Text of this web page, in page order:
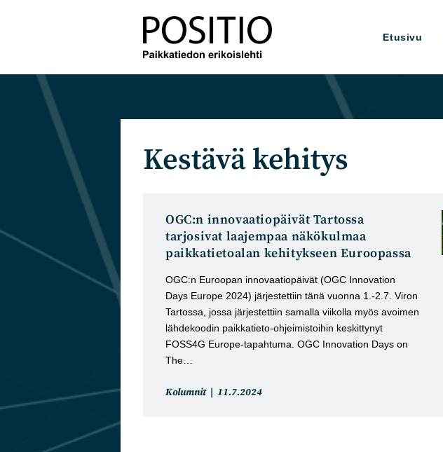
Etusivu
Kestävä kehitys
OGC:n innovaatiopäivät Tartossa
tarjosivat laajempaa näkökulmaa
paikkatietoalan kehitykseen Euroopassa
OGC:n Euroopan innovaatiopäivät (OGC Innovation
Days Europe 2024) järjestettiin tänä vuonna 1.-2.7. Viron
Tartossa, jossa järjestettiin samalla viikolla myös avoimen
lähdekoodin paikkatieto-ohjeimistoihin keskittynyt
FOSS4G Europe-tapahtuma. OGC Innovation Days on
The…
Artikkelin
Kolumnit
Artikkeli
11.7.2024